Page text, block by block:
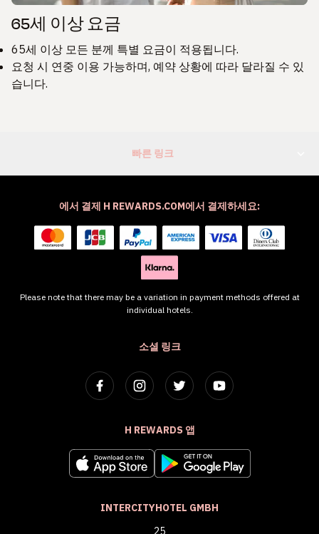
65세 이상 요금
65세 이상 모든 분께 특별 요금이 적용됩니다.
요청 시 연중 이용 가능하며, 예약 상황에 따라 달라질 수 있
습니다.
빠른 링크
소셜 링크
H REWARDS 앱
INTERCITYHOTEL GMBH
25
에서 결제 H REWARDS.COM에서 결제하세요:
Please note that there may be a variation in payment methods offered at
individual hotels.